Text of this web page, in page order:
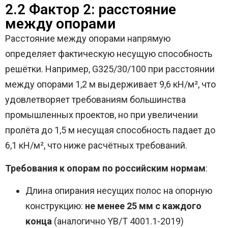
2.2 Фактор 2: расстояние
между опорами
Расстояние между опорами напрямую
определяет фактическую несущую способность
решётки. Например, G325/30/100 при расстоянии
между опорами 1,2 м выдерживает 9,6 кН/м², что
удовлетворяет требованиям большинства
промышленных проектов, но при увеличении
пролёта до 1,5 м несущая способность падает до
6,1 кН/м², что ниже расчётных требований.
Требования к опорам по российским нормам:
Длина опирания несущих полос на опорную
конструкцию: не менее 25 мм с каждого
конца (аналогично YB/T 4001.1-2019)